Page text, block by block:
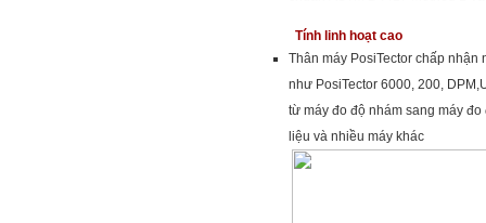
Tính linh hoạt cao
Thân máy PosiTector chấp
như PosiTector 6000, 200, DPM ,
từ máy đo độ nhám sang máy
liệu và nhiều máy khác